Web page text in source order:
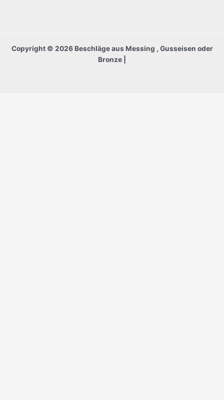
Copyright © 2026 Beschläge aus Messing , Gusseisen oder
Bronze |